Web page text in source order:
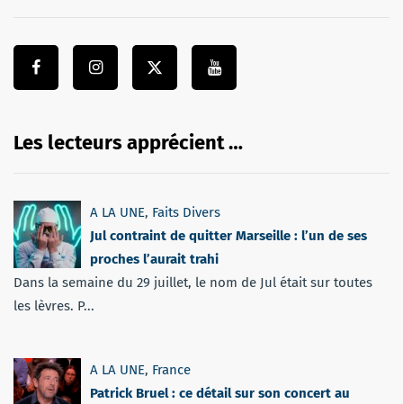
Les lecteurs apprécient …
A LA UNE, Faits Divers
Jul contraint de quitter Marseille : l’un de ses
proches l’aurait trahi
Dans la semaine du 29 juillet, le nom de Jul était sur toutes
les lèvres. P...
A LA UNE, France
Patrick Bruel : ce détail sur son concert au